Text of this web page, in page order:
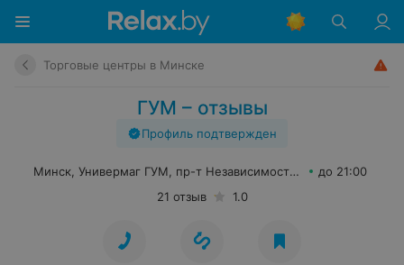
Торговые центры в Минске
ГУМ – отзывы
Профиль подтвержден
Минск, Универмаг ГУМ, пр-т Независимости, 21 до 21:00
21 отзыв
1.0